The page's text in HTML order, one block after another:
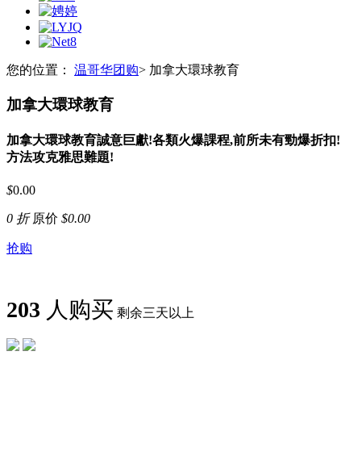
您的位置： 温哥华团购> 加拿大環球教育
加拿大環球教育
加拿大環球教育誠意巨獻!各類火爆課程,前所未有勁爆折
方法攻克雅思難題!
$0.00
0 折 原价 $0.00
抢购
203 人购买 剩余三天以上